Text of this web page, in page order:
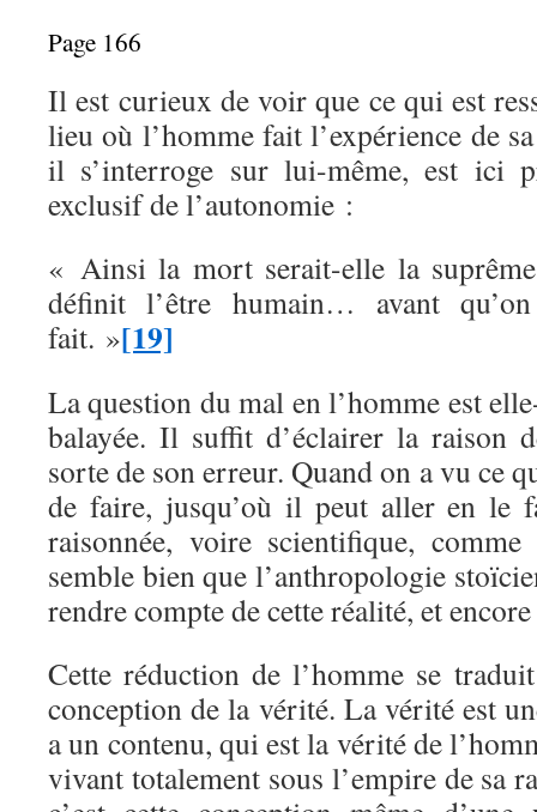
Page 166
Il est curieux de voir que ce qui est
lieu où l’homme fait l’expérience de
il s’interroge sur lui-même, est ici
exclusif de l’autonomie :
« Ainsi la mort serait-elle la
définit l’être humain… avant
fait. »[19]
La question du mal en l’homme est
balayée. Il suffit d’éclairer la raison
sorte de son erreur. Quand on a vu ce
de faire, jusqu’où il peut aller en le
raisonnée, voire scientifique,
semble bien que l’anthropologie
rendre compte de cette réalité, et
Cette réduction de l’homme se
conception de la vérité. La vérité est
a un contenu, qui est la vérité de
vivant totalement sous l’empire de sa